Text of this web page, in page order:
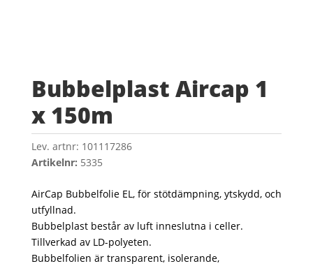
Bubbelplast Aircap 1
x 150m
Lev. artnr: 101117286
Artikelnr: 5335
AirCap Bubbelfolie EL, för stötdämpning, ytskydd, och
utfyllnad.
Bubbelplast består av luft inneslutna i celler.
Tillverkad av LD-polyeten.
Bubbelfolien är transparent, isolerande,